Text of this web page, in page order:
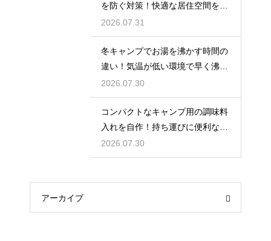
を防ぐ対策！快適な居住空間をキ
ープ
2026.07.31
冬キャンプでお湯を沸かす時間の
違い！気温が低い環境で早く沸騰
させる
2026.07.30
コンパクトなキャンプ用の調味料
入れを自作！持ち運びに便利な収
納術
2026.07.30
アーカイブ